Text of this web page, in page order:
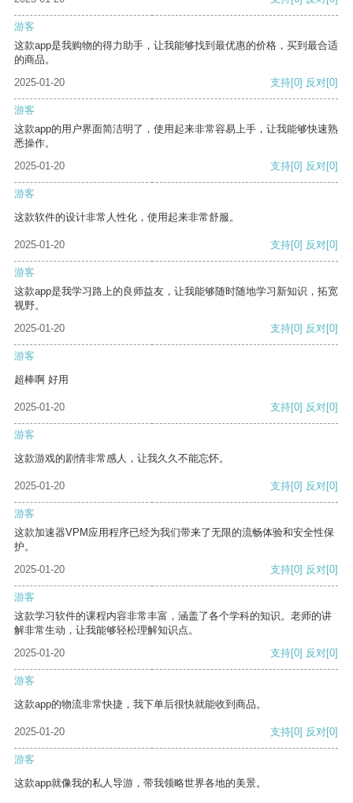
游客
这款app是我购物的得力助手，让我能够找到最优惠的价格，买到最合适
的商品。
2025-01-20
支持[0] 反对[0]
游客
这款app的用户界面简洁明了，使用起来非常容易上手，让我能够快速熟
悉操作。
2025-01-20
支持[0] 反对[0]
游客
这款软件的设计非常人性化，使用起来非常舒服。
2025-01-20 支持[0] 反对[0]
游客
这款app是我学习路上的良师益友，让我能够随时随地学习新知识，拓宽
视野。
2025-01-20
支持[0] 反对[0]
游客
超棒啊 好用
2025-01-20 支持[0] 反对[0]
游客
这款游戏的剧情非常感人，让我久久不能忘怀。
2025-01-20 支持[0] 反对[0]
游客
这款加速器VPM应用程序已经为我们带来了无限的流畅体验和安全性保
护。
2025-01-20
支持[0] 反对[0]
游客
这款学习软件的课程内容非常丰富，涵盖了各个学科的知识。老师的讲
解非常生动，让我能够轻松理解知识点。
2025-01-20
支持[0] 反对[0]
游客
这款app的物流非常快捷，我下单后很快就能收到商品。
2025-01-20 支持[0] 反对[0]
游客
这款app就像我的私人导游，带我领略世界各地的美景。